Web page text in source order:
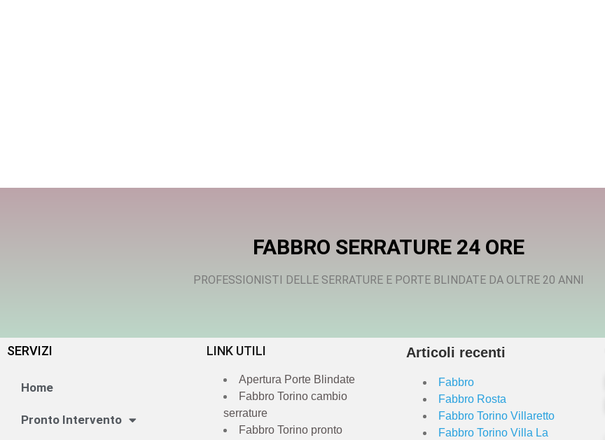
FABBRO SERRATURE 24 ORE
PROFESSIONISTI DELLE SERRATURE E PORTE BLINDATE DA OLTRE 20 ANNI
SERVIZI
Home
Pronto Intervento
LINK UTILI
Apertura Porte Blindate
Fabbro Torino cambio
serrature
Fabbro Torino pronto
Articoli recenti
Fabbro
Fabbro Rosta
Fabbro Torino Villaretto
Fabbro Torino Villa La